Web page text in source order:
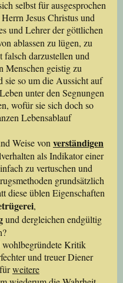
selbst für ausgesprochen
Jesus Christus und
und Lehrer der göttlichen
ablassen zu lügen, zu
darzustellen und
Menschen geistig zu
sie so um die Aussicht auf
unter den Segnungen
wofür sie sich doch so
Lebensablauf
Weise vonverständigen
als Indikator einer
zu vertuschen und
grundsätzlich
diese üblen Eigenschaften
,
und dergleichen endgültig
wohlbegründete Kritik
und treuer Diener
weitere